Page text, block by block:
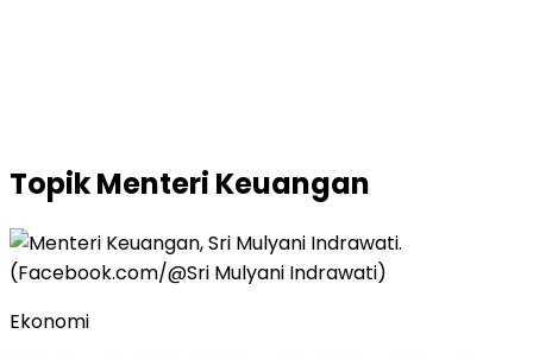
TopikMenteri Keuangan
Ekonomi